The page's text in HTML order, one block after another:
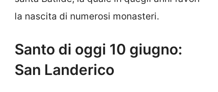
la nascita di numerosi monasteri.
Santo di oggi 10 giugno:
San Landerico